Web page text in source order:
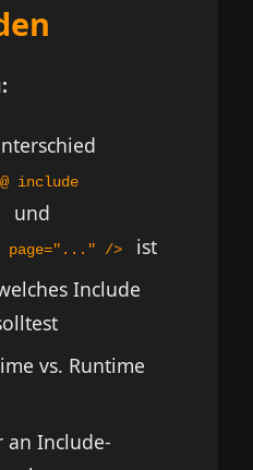
include
und
page="..." />
ist
Include
vs. Runtime
an Include-